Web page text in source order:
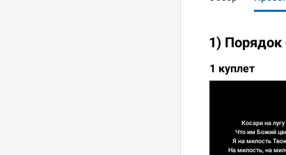
1) Порядок
1 куплет
Косари на
Что им Божий
Я на милость
На милость, на